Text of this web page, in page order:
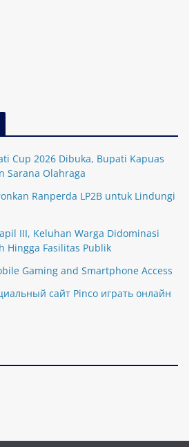
Cup 2026 Dibuka, Bupati Kapuas
Sarana Olahraga
Ranperda LP2B untuk Lindungi
III, Keluhan Warga Didominasi
Hingga Fasilitas Publik
Gaming and Smartphone Access
сайт Pinco играть онлайн